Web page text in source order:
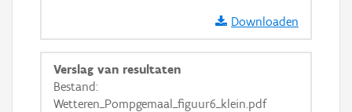
Basis Lagen
Downloaden
Verslag van resultaten
Bestand:
Wetteren_Pompgemaal_figuur6_klein.pdf